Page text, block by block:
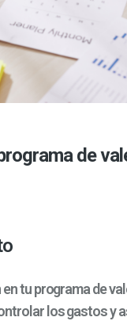
de
tu programa de
los gastos y